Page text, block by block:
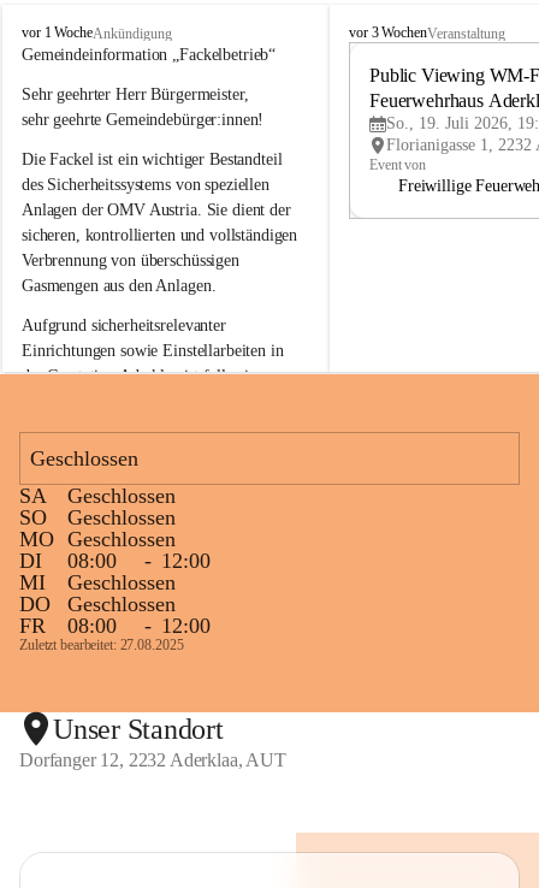
A
d
r
k
a
a
vor 1 WocheAnkündigung
Gemeindeinformation „Fackelbetrieb“
Sehr geehrter Herr Bürgermeister,
sehr geehrte Gemeindebürger:innen!
Die Fackel ist ein wichtiger Bestandteil
des Sicherheitssystems von speziellen
Anlagen der OMV Austria. Sie dient der
sicheren, kontrollierten und vollständigen
Verbrennung von überschüssigen
Gasmengen aus den Anlagen.
Aufgrund sicherheitsrelevanter
Einrichtungen sowie Einstellarbeiten in
der Gasstation Aderklaa ist fallweise
kommenden Tagen und Wochen wird
sein.
Die OMV Austria ist bemüht, für die
Bevölkerung ungewohnte, jedoch
technisch notwendige Betriebszustände so
kurz wie möglich zu halten.
Glück Auf!
A
vor 3 WochenVeranstaltung
Public Viewing WM-
Feuerwehrhaus
So., 19. Juli 2026,
Event von
Freiwillige
Geschlossen
SA
Geschlossen
SO
Geschlossen
MO Geschlossen
DI
08:00 - 12:00
MI
Geschlossen
DO
Geschlossen
FR
08:00 - 12:00
Zuletzt bearbeitet: 27.08.2025
Unser Standort
Dorfanger 12, 2232 Aderklaa, AUT